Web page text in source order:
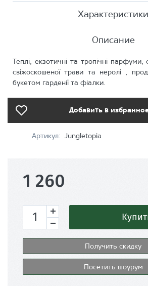
Характеристики
Описание
Теплі, екзотичні та тропічні парфуми,
свіжоскошеної трави та неролі ,
букетом гарденії та фіалки.
Добавить в
Артикул: Jungletopia
1 260
Получить скидку
Посетить шоурум